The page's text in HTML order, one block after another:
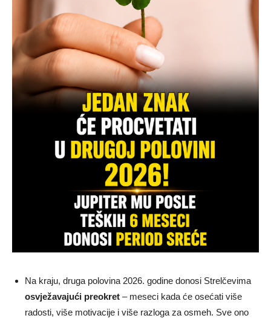
Na kraju, druga polovina 2026. godine donosi Strelčevima
osvježavajući preokret – meseci kada će osećati više
radosti, više motivacije i više razloga za osmeh. Sve ono